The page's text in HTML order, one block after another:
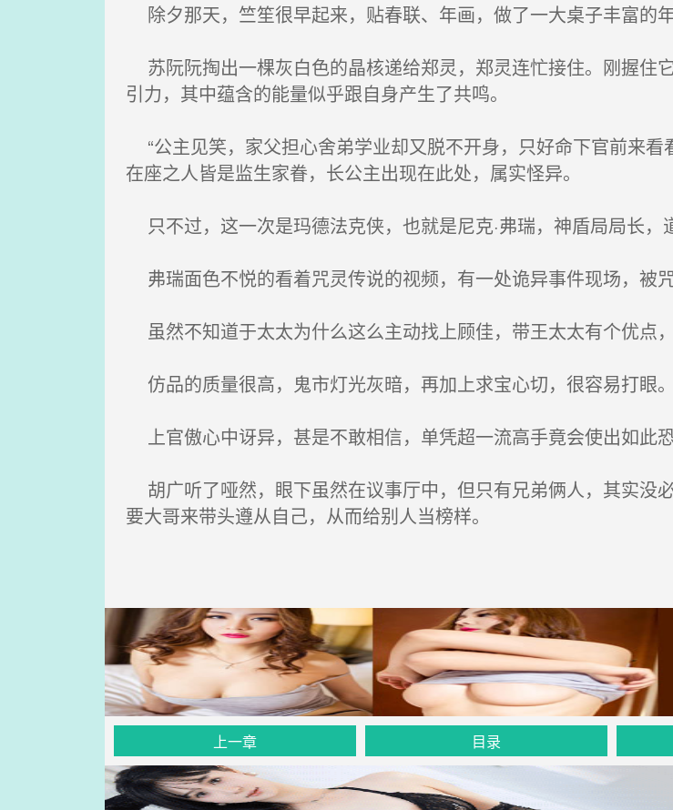
除夕那天，竺笙很早起来，贴春联、年画，做了一大桌子丰富的年
苏阮阮掏出一棵灰白色的晶核递给郑灵，郑灵连忙接住。刚握住
引力，其中蕴含的能量似乎跟自身产生了共鸣。
“公主见笑，家父担心舍弟学业却又脱不开身，只好命下官前来
在座之人皆是监生家眷，长公主出现在此处，属实怪异。
只不过，这一次是玛德法克侠，也就是尼克·弗瑞，神盾局局长，
弗瑞面色不悦的看着咒灵传说的视频，有一处诡异事件现场，被
虽然不知道于太太为什么这么主动找上顾佳，带王太太有个优点
仿品的质量很高，鬼市灯光灰暗，再加上求宝心切，很容易打眼。
上官傲心中讶异，甚是不敢相信，单凭超一流高手竟会使出如此恐
胡广听了哑然，眼下虽然在议事厅中，但只有兄弟俩人，其实没
要大哥来带头遵从自己，从而给别人当榜样。
上一章 目录